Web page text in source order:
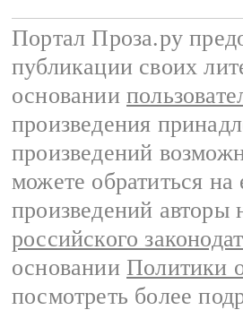
Портал Проза.ру
публикации своих
основании
произведения
произведений
можете обратиться на
произведений авторы
российского
основании Политики
посмотреть более